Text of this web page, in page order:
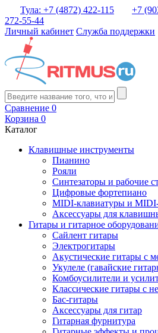
Тула: +7 (4872) 422-115 +7
272-55-44
Личный кабинет Служба поддержки
Сравнение 0
Корзина 0
Каталог
Клавишные инструменты
Пианино
Рояли
Синтезаторы и рабочие
Цифровые фортепиано
MIDI-клавиатуры и
Аксессуары для
Гитары и гитарное
Сайлент гитары
Электрогитары
Акустические гитары с
Укулеле (гавайские
Комбоусилители и
Классические гитары с
Бас-гитары
Аксессуары для гитар
Гитарная фурнитура